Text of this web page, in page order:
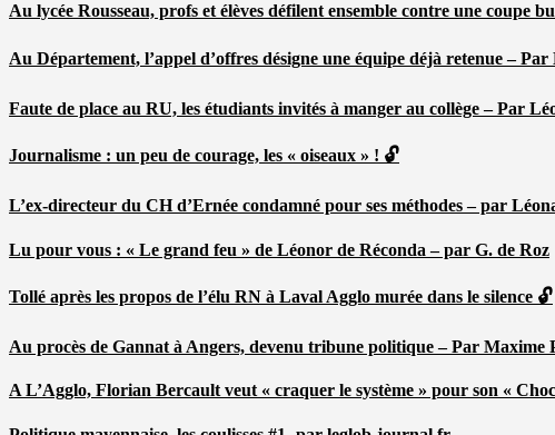
Au lycée Rousseau, profs et élèves défilent ensemble contre une coupe
Au Département, l’appel d’offres désigne une équipe déjà retenue –
Faute de place au RU, les étudiants invités à manger au collège – Par
Journalisme : un peu de courage, les « oiseaux » ! 🔓
L’ex-directeur du CH d’Ernée condamné pour ses méthodes – par
Lu pour vous : « Le grand feu » de Léonor de Réconda – par G. de Roz
Tollé après les propos de l’élu RN à Laval Agglo murée dans le silence 🔓
Au procès de Gannat à Angers, devenu tribune politique – Par Maxime
A L’Agglo, Florian Bercault veut « craquer le système » pour son «